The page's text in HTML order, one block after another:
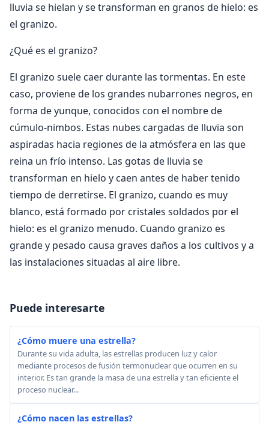
lluvia se hielan y se transforman en granos de hielo: es
el granizo.
¿Qué es el granizo?
El granizo suele caer durante las tormentas. En este
caso, proviene de los grandes nubarrones negros, en
forma de yunque, conocidos con el nombre de
cúmulo-nimbos. Estas nubes cargadas de lluvia son
aspiradas hacia regiones de la atmósfera en las que
reina un frío intenso. Las gotas de lluvia se
transforman en hielo y caen antes de haber tenido
tiempo de derretirse. El granizo, cuando es muy
blanco, está formado por cristales soldados por el
hielo: es el granizo menudo. Cuando granizo es
grande y pesado causa graves daños a los cultivos y a
las instalaciones situadas al aire libre.
Puede interesarte
¿Cómo muere una estrella?
Durante su vida adulta, las estrellas producen luz y calor
mediante procesos de fusión termonuclear que ocurren en su
interior. Es tan grande la masa de una estrella y tan eficiente el
proceso nuclear...
¿Cómo nacen las estrellas?